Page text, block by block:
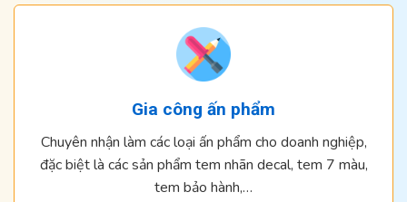
Gia công ấn phẩm
Chuyên nhận làm các loại ấn phẩm cho doanh nghiệp,
đặc biệt là các sản phẩm tem nhãn decal, tem 7 màu,
tem bảo hành,…